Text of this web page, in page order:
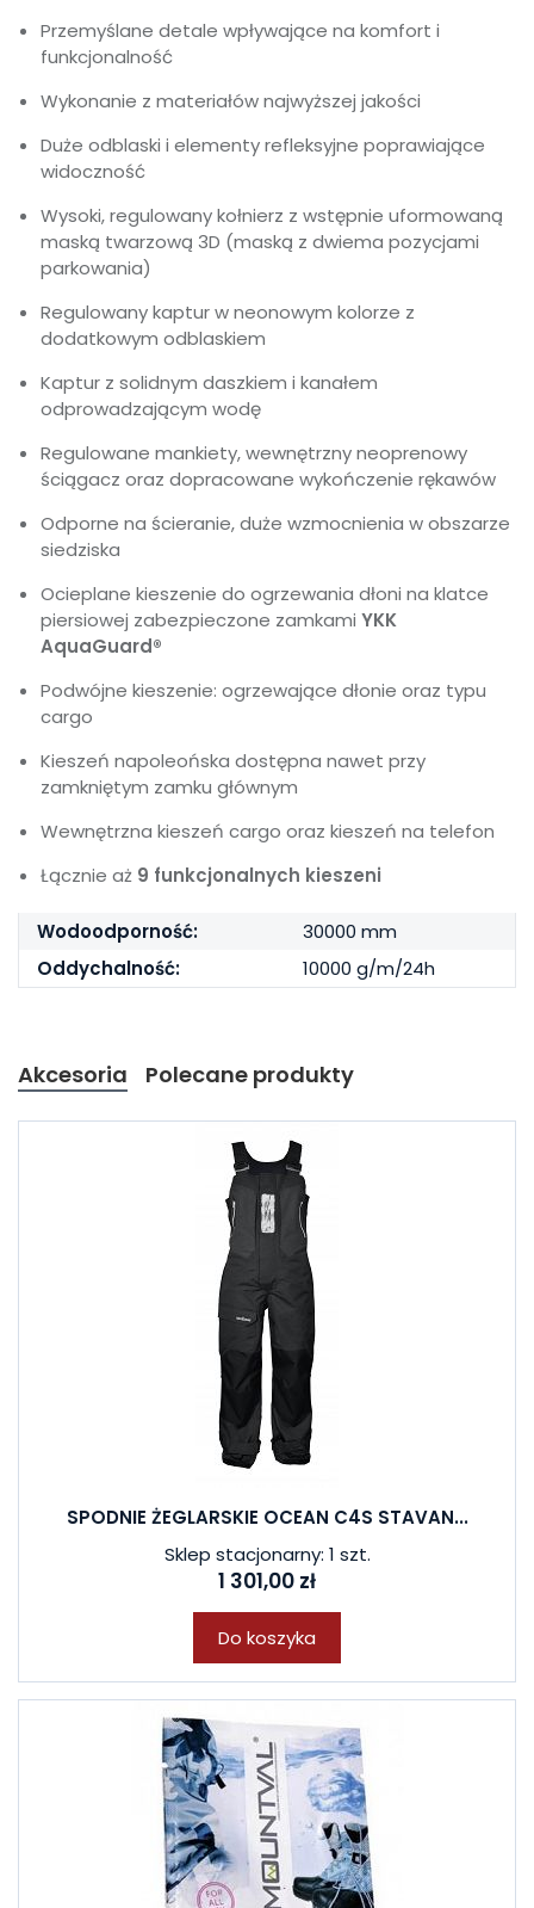
Przemyślane detale wpływające na komfort i
funkcjonalność
Wykonanie z materiałów najwyższej jakości
Duże odblaski i elementy refleksyjne poprawiające
widoczność
Wysoki, regulowany kołnierz z wstępnie uformowaną
maską twarzową 3D (maską z dwiema pozycjami
parkowania)
Regulowany kaptur w neonowym kolorze z
dodatkowym odblaskiem
Kaptur z solidnym daszkiem i kanałem
odprowadzającym wodę
Regulowane mankiety, wewnętrzny neoprenowy
ściągacz oraz dopracowane wykończenie rękawów
Odporne na ścieranie, duże wzmocnienia w obszarze
siedziska
Ocieplane kieszenie do ogrzewania dłoni na klatce
piersiowej zabezpieczone zamkami YKK
AquaGuard®
Podwójne kieszenie: ogrzewające dłonie oraz typu
cargo
Kieszeń napoleońska dostępna nawet przy
zamkniętym zamku głównym
Wewnętrzna kieszeń cargo oraz kieszeń na telefon
Łącznie aż 9 funkcjonalnych kieszeni
Wodoodporność:
30000 mm
Oddychalność:
10000 g/m/24h
Akcesoria Polecane produkty
SPODNIE ŻEGLARSKIE OCEAN C4S STAVAN...
Sklep stacjonarny: 1 szt.
1 301,00 zł
Do koszyka